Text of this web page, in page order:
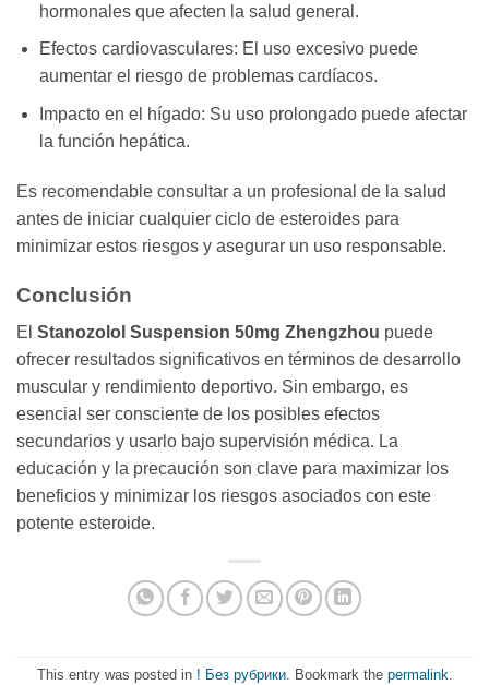
hormonales que afecten la salud general.
Efectos cardiovasculares: El uso excesivo puede
aumentar el riesgo de problemas cardíacos.
Impacto en el hígado: Su uso prolongado puede afectar
la función hepática.
Es recomendable consultar a un profesional de la salud
antes de iniciar cualquier ciclo de esteroides para
minimizar estos riesgos y asegurar un uso responsable.
Conclusión
El Stanozolol Suspension 50mg Zhengzhou puede
ofrecer resultados significativos en términos de desarrollo
muscular y rendimiento deportivo. Sin embargo, es
esencial ser consciente de los posibles efectos
secundarios y usarlo bajo supervisión médica. La
educación y la precaución son clave para maximizar los
beneficios y minimizar los riesgos asociados con este
potente esteroide.
This entry was posted in ! Без рубрики. Bookmark the permalink.